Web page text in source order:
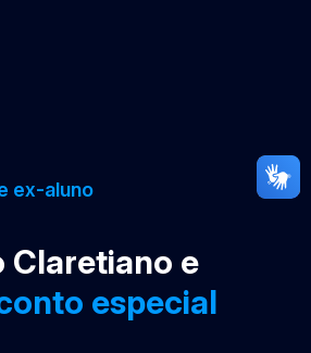
ex-aluno
Claretiano e
especial